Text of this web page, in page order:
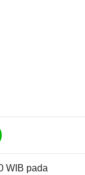
WIB pada